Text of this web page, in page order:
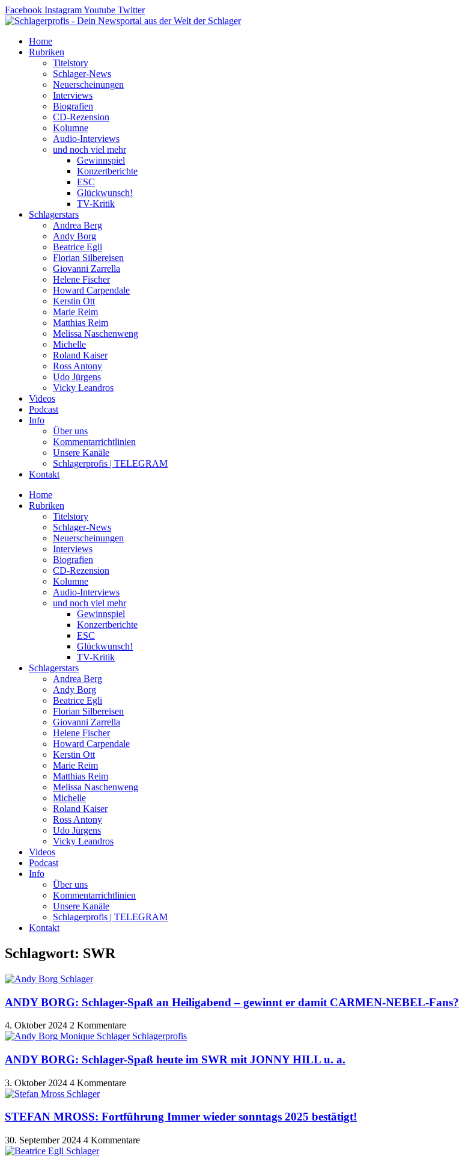
Zum
Inhalt
Facebook InstagramYoutube Twitter
Home
Rubriken
Titelstory
Schlager-News
Neuerscheinungen
Interviews
Biografien
CD-Rezension
Kolumne
Audio-Interviews
und noch viel mehr
Gewinnspiel
Konzertberichte
ESC
Glückwunsch!
TV-Kritik
Schlagerstars
Andrea Berg
Andy Borg
Beatrice Egli
Florian Silbereisen
Giovanni Zarrella
Helene Fischer
Howard Carpendale
Kerstin Ott
Marie Reim
Matthias Reim
Melissa Naschenweng
Michelle
Roland Kaiser
Ross Antony
Udo Jürgens
Vicky Leandros
Videos
Podcast
Info
Über uns
Kommentarrichtlinien
Unsere Kanäle
Schlagerprofis | TELEGRAM
Kontakt
Home
Rubriken
Titelstory
Schlager-News
Neuerscheinungen
Interviews
Biografien
CD-Rezension
Kolumne
Audio-Interviews
und noch viel mehr
Gewinnspiel
Konzertberichte
ESC
Glückwunsch!
TV-Kritik
Schlagerstars
Andrea Berg
Andy Borg
Beatrice Egli
Florian Silbereisen
Giovanni Zarrella
Helene Fischer
Howard Carpendale
Kerstin Ott
Marie Reim
Matthias Reim
Melissa Naschenweng
Michelle
Roland Kaiser
Ross Antony
Udo Jürgens
Vicky Leandros
Videos
Podcast
Info
Über uns
Kommentarrichtlinien
Unsere Kanäle
Schlagerprofis | TELEGRAM
Kontakt
Schlagwort: SWR
ANDY BORG: Schlager-Spaß an Heiligabend – gewinnt er damit CARMEN-NEBEL-Fans?
4. Oktober 2024 2 Kommentare
ANDY BORG: Schlager-Spaß heute im SWR mit JONNY HILL u. a.
3. Oktober 2024 4 Kommentare
STEFAN MROSS: Fortführung Immer wieder sonntags 2025 bestätigt!
30. September 2024 4 Kommentare